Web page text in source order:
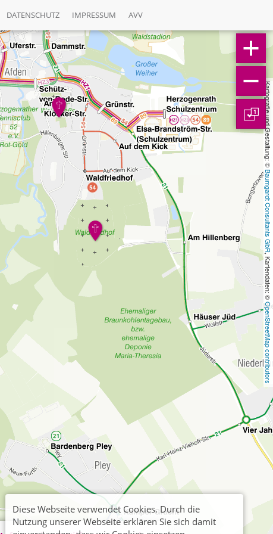
DATENSCHUTZ IMPRESSUM AVV
Kartografie und Gestaltung: ©
Baumgardt Consultants GbR
, Kartendaten: ©
OpenStreetMap contributors
1
Diese Webseite verwendet Cookies. Durch die
Nutzung unserer Webseite erklären Sie sich damit